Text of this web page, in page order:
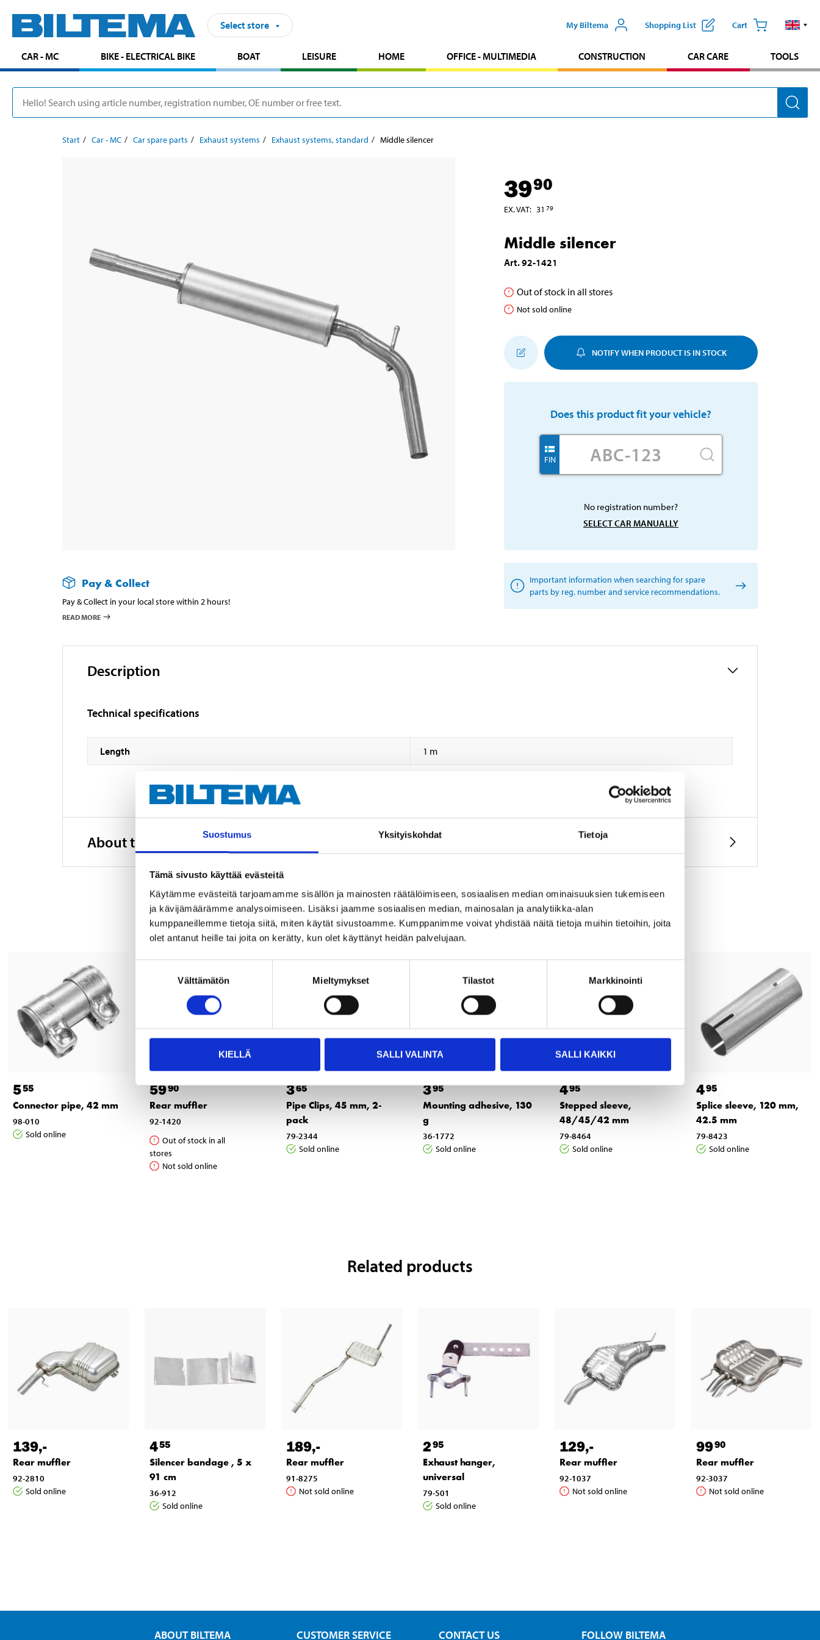
Suostumus Yksityiskohdat Tietoja
Tämä sivusto käyttää evästeitä
Käytämme evästeitä tarjoamamme sisällön ja mainosten räätälöimiseen, sosiaalisen median ominaisuuksien tukemiseen
ja kävijämäärämme analysoimiseen. Lisäksi jaamme sosiaalisen median, mainosalan ja analytiikka-alan
kumppaneillemme tietoja siitä, miten käytät sivustoamme. Kumppanimme voivat yhdistää näitä tietoja muihin tietoihin, joita
olet antanut heille tai joita on kerätty, kun olet käyttänyt heidän palvelujaan.
Välttämätön Mieltymykset Tilastot Markkinointi
KIELLÄ SALLI VALINTA SALLI KAIKKI
Select store My Biltema Shopping List Cart
CAR - MC BIKE - ELECTRICAL BIKE BOAT LEISURE HOME OFFICE - MULTIMEDIA CONSTRUCTION CAR CARE TOOLS
Start Car - MC Car spare parts Exhaust systems Exhaust systems, standard Middle silencer
Pay & Collect
Pay & Collect in your local store within 2 hours!
READ MORE
3990
EX. VAT: 31 79
Middle silencer
Art.92-1421
Out of stock in all stores
Not sold online
NOTIFY WHEN PRODUCT IS IN STOCK
Does this product fit your vehicle?
FIN
No registration number?
SELECT CAR MANUALLY
Important information when searching for spare
parts by reg. number and service recommendations.
Description
Technical specifications
Length 1 m
About the manufacturer
Other customers also bought
555
Connector pipe, 42 mm
98-010
Sold online
5990
Rear muffler
92-1420
Out of stock in all
stores
Not sold online
365
Pipe Clips, 45 mm, 2-
pack
79-2344
Sold online
395
Mounting adhesive, 130
g
36-1772
Sold online
495
Stepped sleeve,
48/45/42 mm
79-8464
Sold online
495
Splice sleeve, 120 mm,
42.5 mm
79-8423
Sold online
Related products
139,-
Rear muffler
92-2810
Sold online
455
Silencer bandage , 5 x
91 cm
36-912
Sold online
189,-
Rear muffler
91-8275
Not sold online
295
Exhaust hanger,
universal
79-501
Sold online
129,-
Rear muffler
92-1037
Not sold online
9990
Rear muffler
92-3037
Not sold online
ABOUT BILTEMA CUSTOMER SERVICE CONTACT US FOLLOW BILTEMA